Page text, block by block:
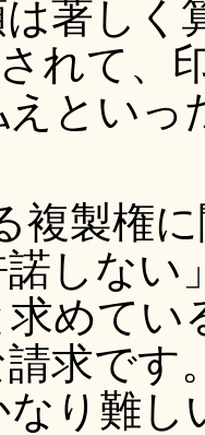
著しく
れて、
とい
複製権
しない
めてい
求です
り難し